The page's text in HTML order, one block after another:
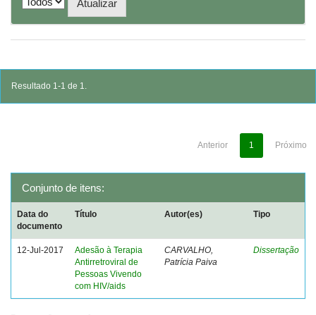
Resultado 1-1 de 1.
Anterior 1 Próximo
Conjunto de itens:
Data do
documento
Título Autor(es) Tipo
12-Jul-2017
Adesão à Terapia
Antirretroviral de
Pessoas Vivendo
com HIV/aids
CARVALHO,
Patrícia Paiva
Dissertação